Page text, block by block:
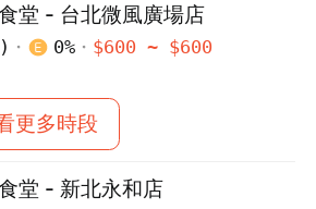
堂 - 台北微風廣場店
) 0% $600 ~ $600
更多時段
堂 - 新北永和店